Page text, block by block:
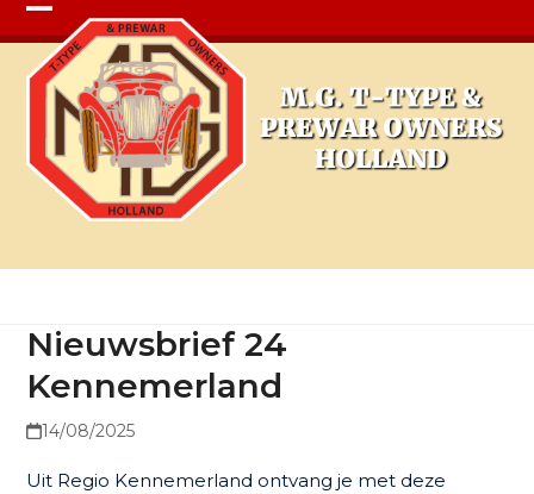
Open
mobile
menu
Close
mobile
menu
Nieuwsbrief 24
Kennemerland
14/08/2025
Uit Regio Kennemerland ontvang je met deze